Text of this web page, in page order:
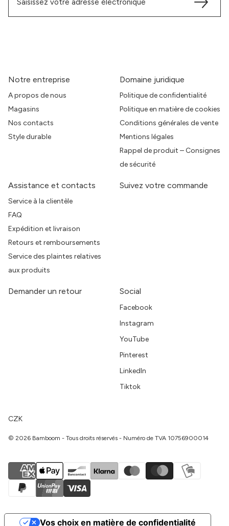
Notre entreprise
A propos de nous
Magasins
Nos contacts
Style durable
Domaine juridique
Politique de confidentialité
Politique en matière de cookies
Conditions générales de vente
Mentions légales
Rappel de produit – Consignes
de sécurité
Assistance et contacts
Service à la clientèle
FAQ
Expédition et livraison
Retours et remboursements
Service des plaintes relatives
aux produits
Suivez votre commande
Demander un retour Social
Facebook
Instagram
YouTube
Pinterest
LinkedIn
Tiktok
CZK
© 2026 Bamboom - Tous droits réservés - Numéro de TVA 10756900014
Vos choix en matière de confidentialité